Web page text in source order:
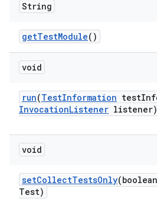
String
getTestModule()
void
run(TestInformation test
InvocationListener listener)
void
setCollectTestsOnly
Test)